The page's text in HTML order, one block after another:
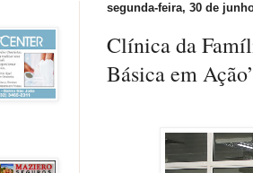
segunda-feira, 30 de
Clínica da
Básica em